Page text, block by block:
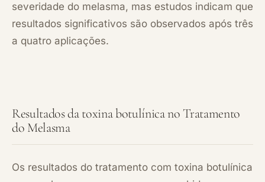
severidade do melasma, mas estudos indicam que
resultados significativos são observados após três
a quatro aplicações.
Resultados da toxina botulínica no Tratamento
do Melasma
Os resultados do tratamento com toxina botulínica